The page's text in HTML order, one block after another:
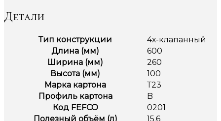
Детали
Тип конструкции
4х-клапанный
Длина (мм)
600
Ширина (мм)
260
Высота (мм)
100
Марка картона
Т23
Профиль картона
B
Код FEFCO
0201
Полезный объём (л)
15.6